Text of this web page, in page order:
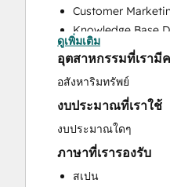
Customer
Knowledge Base
Programmable
Sales and
Website
ดูเพิ่มเติม
อุตสาหกรรมที่เรามี
อสังหาริมทรัพย์
งบประมาณที่เราใช้
งบประมาณใดๆ
ภาษาที่เรารองรับ
สเปน